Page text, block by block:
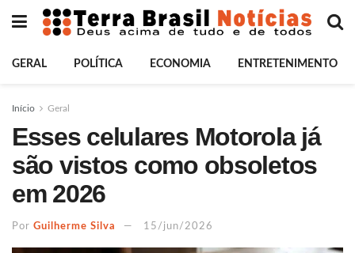
GERAL POLÍTICA ECONOMIA ENTRETENIMENTO
Início Geral
Esses celulares Motorola já
são vistos como obsoletos
em 2026
Por Guilherme Silva 15/jun/2026